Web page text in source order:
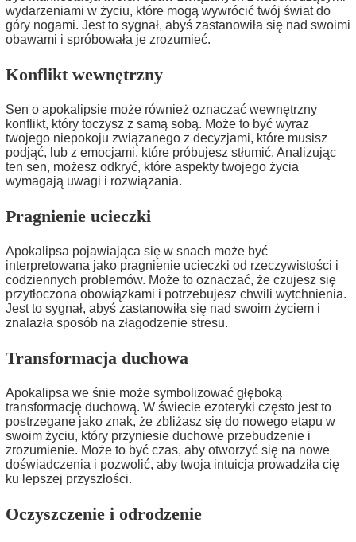
wydarzeniami w życiu, które mogą wywrócić twój świat do
góry nogami. Jest to sygnał, abyś zastanowiła się nad swoimi
obawami i spróbowała je zrozumieć.
Konflikt wewnętrzny
Sen o apokalipsie może również oznaczać wewnętrzny
konflikt, który toczysz z samą sobą. Może to być wyraz
twojego niepokoju związanego z decyzjami, które musisz
podjąć, lub z emocjami, które próbujesz stłumić. Analizując
ten sen, możesz odkryć, które aspekty twojego życia
wymagają uwagi i rozwiązania.
Pragnienie ucieczki
Apokalipsa pojawiająca się w snach może być
interpretowana jako pragnienie ucieczki od rzeczywistości i
codziennych problemów. Może to oznaczać, że czujesz się
przytłoczona obowiązkami i potrzebujesz chwili wytchnienia.
Jest to sygnał, abyś zastanowiła się nad swoim życiem i
znalazła sposób na złagodzenie stresu.
Transformacja duchowa
Apokalipsa we śnie może symbolizować głęboką
transformację duchową. W świecie ezoteryki często jest to
postrzegane jako znak, że zbliżasz się do nowego etapu w
swoim życiu, który przyniesie duchowe przebudzenie i
zrozumienie. Może to być czas, aby otworzyć się na nowe
doświadczenia i pozwolić, aby twoja intuicja prowadziła cię
ku lepszej przyszłości.
Oczyszczenie i odrodzenie